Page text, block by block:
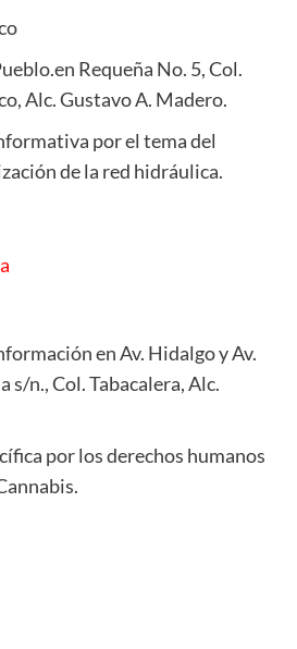
Requeña No. 5, Col.
Alc. Gustavo A. Madero.
por el tema del
de la red hidráulica.
en Av. Hidalgo y Av.
s/n., Col. Tabacalera, Alc.
por los derechos humanos